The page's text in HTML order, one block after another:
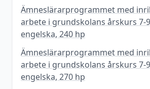
Ämneslärarprogrammet med
arbete i grundskolans årskurs 7-
engelska, 240 hp
Ämneslärarprogrammet med
arbete i grundskolans årskurs 7-
engelska, 270 hp